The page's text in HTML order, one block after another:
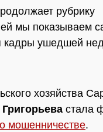
рубрику
мы показываем
ушедшей
хозяйства
стала
мошенничестве.